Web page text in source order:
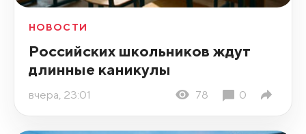
НОВОСТИ
Российских школьников ждут
длинные каникулы
вчера, 23:01 78 0